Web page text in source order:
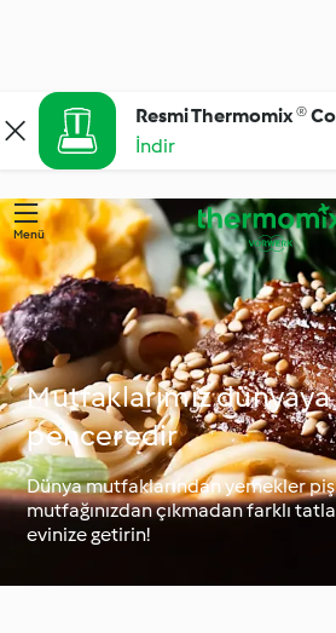
Resmi Thermomix ®
İndir
Menü
Mutfaklarımız dünyaya
penceredir
Dünya mutfaklarından yemekler
mutfağınızdan çıkmadan farklı
evinize getirin!